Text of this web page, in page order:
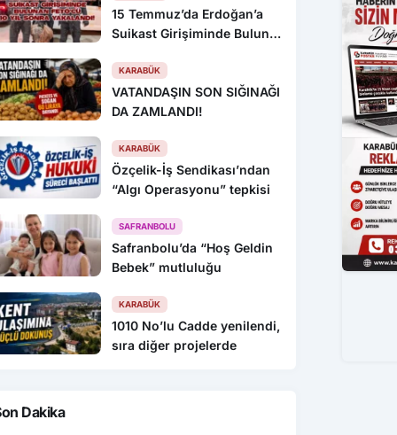
15 Temmuz’da Erdoğan’a
Suikast Girişiminde Bulunan
Yakalandı!
KARABÜK
VATANDAŞIN SON SIĞINAĞI
DA ZAMLANDI!
KARABÜK
Özçelik-İş Sendikası’ndan
“Algı Operasyonu” tepkisi
SAFRANBOLU
Safranbolu’da “Hoş Geldin
Bebek” mutluluğu
KARABÜK
1010 No’lu Cadde yenilendi,
sıra diğer projelerde
Dakika